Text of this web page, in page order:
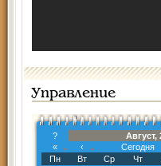
Управление
?
Август,
«
‹ Сегодня
Пн
Вт Ср Чт